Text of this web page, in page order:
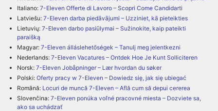
Italiano: 7-Eleven Offerte di Lavoro – Scopri Come Candidarti
Latviešu: 7-Eleven darba piedāvājumi – Uzziniet, kā pieteikties
Lietuvių: 7-Eleven darbo pasiūlymai – Sužinokite, kaip pateikti
paraišką
Magyar: 7-Eleven álláslehetőségek – Tanulj meg jelentkezni
Nederlands: 7-Eleven Vacatures – Ontdek Hoe Je Kunt Solliciteren
Norsk: 7-Eleven Jobåpninger – Lær hvordan du søker
Polski: Oferty pracy w 7-Eleven – Dowiedz się, jak się ubiegać
Română: Locuri de muncă 7-Eleven – Află cum să depui cererea
Slovenčina: 7-Eleven ponúka voľné pracovné miesta – Dozviete sa,
ako sa uchádzať